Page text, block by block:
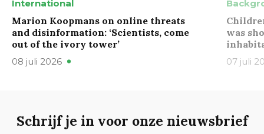
International
Marion Koopmans on online threats
and disinformation: ‘Scientists, come
out of the ivory tower’
08 juli 2026
was
07 juli
Schrijf je in voor onze nieuwsbrief